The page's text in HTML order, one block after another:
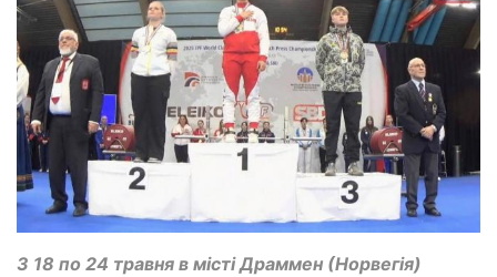
З 18 по 24 травня в місті Драммен (Норвегія)